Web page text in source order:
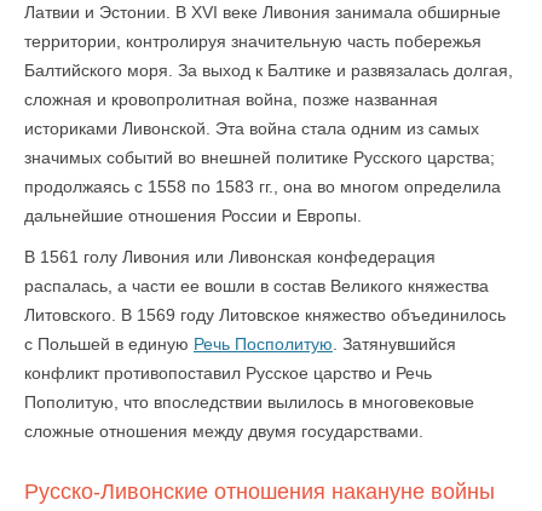
Латвии и Эстонии. В XVI веке Ливония занимала обширные
территории, контролируя значительную часть побережья
Балтийского моря. За выход к Балтике и развязалась долгая,
сложная и кровопролитная война, позже названная
историками Ливонской. Эта война стала одним из самых
значимых событий во внешней политике Русского царства;
продолжаясь с 1558 по 1583 гг., она во многом определила
дальнейшие отношения России и Европы.
В 1561 голу Ливония или Ливонская конфедерация
распалась, а части ее вошли в состав Великого княжества
Литовского. В 1569 году Литовское княжество объединилось
с Польшей в единую Речь Посполитую . Затянувшийся
конфликт противопоставил Русское царство и Речь
Пополитую, что впоследствии вылилось в многовековые
сложные отношения между двумя государствами.
Русско-Ливонские отношения накануне войны